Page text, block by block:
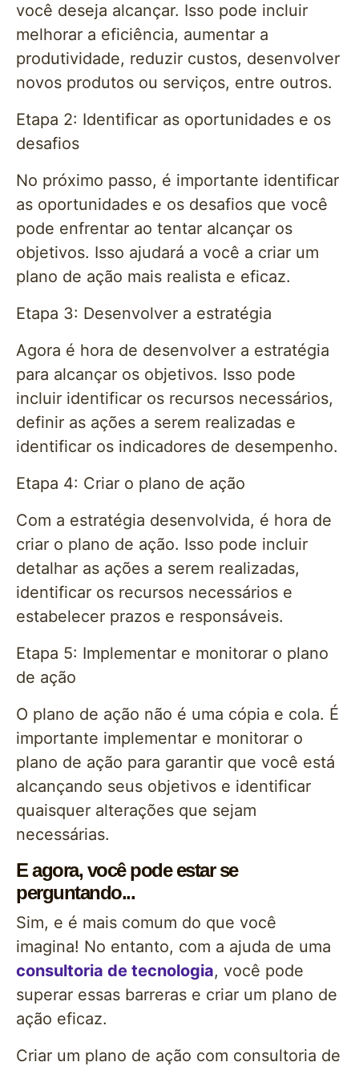
você deseja alcançar. Isso pode incluir
melhorar a eficiência, aumentar a
produtividade, reduzir custos, desenvolver
novos produtos ou serviços, entre outros.
Etapa 2: Identificar as oportunidades e os
desafios
No próximo passo, é importante identificar
as oportunidades e os desafios que você
pode enfrentar ao tentar alcançar os
objetivos. Isso ajudará a você a criar um
plano de ação mais realista e eficaz.
Etapa 3: Desenvolver a estratégia
Agora é hora de desenvolver a estratégia
para alcançar os objetivos. Isso pode
incluir identificar os recursos necessários,
definir as ações a serem realizadas e
identificar os indicadores de desempenho.
Etapa 4: Criar o plano de ação
Com a estratégia desenvolvida, é hora de
criar o plano de ação. Isso pode incluir
detalhar as ações a serem realizadas,
identificar os recursos necessários e
estabelecer prazos e responsáveis.
Etapa 5: Implementar e monitorar o plano
de ação
O plano de ação não é uma cópia e cola. É
importante implementar e monitorar o
plano de ação para garantir que você está
alcançando seus objetivos e identificar
quaisquer alterações que sejam
necessárias.
E agora, você pode estar se
perguntando...
Sim, e é mais comum do que você
imagina! No entanto, com a ajuda de uma
consultoria de tecnologia, você pode
superar essas barreras e criar um plano de
ação eficaz.
Criar um plano de ação com consultoria de